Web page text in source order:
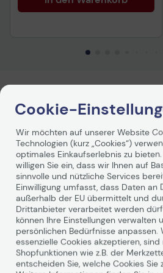
Produktbeschreibung
Ergebnisse. Siehe gestochen
auf schnell trocknenden,
Herumprobieren kostet Zeit. Mit
Zubehör, das zusammen mit
optimiertes Drucksystem
die erforderliche konsistente
scharfe Details und satte
Stellen Sie sich vor, welchen
leicht lesbaren Zeichnungen und
überzeugenden Präsentationen
Original HP Tinten kombinieren
Cookie-
Wir möchten auf unserer Website
Technologien (kurz „Cookies“)
optimales Einkaufserlebnis zu bieten.
willigen Sie ein, dass wir Ihnen auf
sinnvolle und nützliche Services
Einwilligung umfasst, dass Daten an
außerhalb der EU übermittelt und
Drittanbieter verarbeitet werden
können Ihre Einstellungen verwalten
persönlichen Bedürfnisse anpassen.
essenzielle Cookies akzeptieren,
Shopfunktionen wie z.B. der
entscheiden Sie, welche Cookies Sie